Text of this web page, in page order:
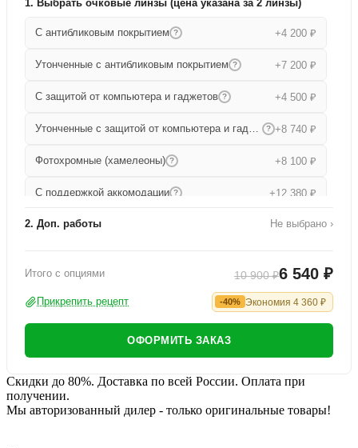
1. Выбрать очковые линзы (цена указана за 2 линзы)
С антибликовым покрытием ? +4 200 ₽
Утонченные с антибликовым покрытием ? +7 200 ₽
С защитой от компьютера и гаджетов ? +4 500 ₽
Утонченные с защитой от компьютера и гаджетов ? +8 740 ₽
Фотохромные (хамелеоны) ? +8 100 ₽
С поддержкой аккомодации ? +12 380 ₽
Прогрессивные +15 680 ₽
2. Доп. работы
Не выбрано ›
Итого с опциями 10 900 ₽6 540 ₽
Прикрепить рецепт -40% Экономия 4 360 ₽
ОФОРМИТЬ ЗАКАЗ
Скидки до 80%. Доставка по всей России. Оплата при
получении.
Мы авторизованный дилер - только оригинальные товары!